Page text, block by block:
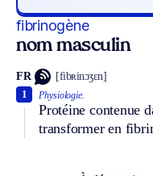
fibrinogène
nom masculin
FR [fibʀinɔʒɛn]
Physiologie.
Protéine contenue
transformer en
1